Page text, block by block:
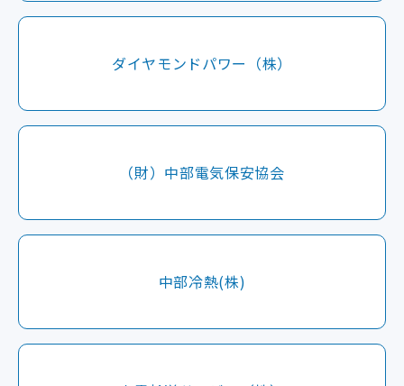
ダイヤモンドパワー（株）
（財）中部電気保安協会
中部冷熱(株)